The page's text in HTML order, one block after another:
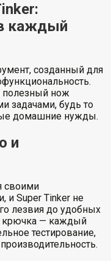
каждый
созданный для
полезный нож
задачами, будь то
домашние нужды.
и
своими
и Super Tinker не
лезвия до удобных
крючка — каждый
тестирование,